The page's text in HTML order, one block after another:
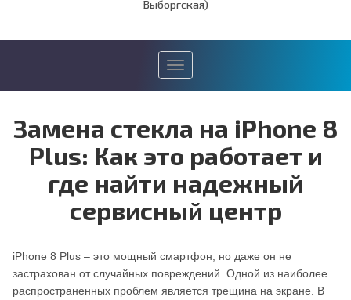
Выборгская)
Toggle
navigation
Замена стекла на iPhone 8
Plus: Как это работает и
где найти надежный
сервисный центр
iPhone 8 Plus – это мощный смартфон, но даже он не
застрахован от случайных повреждений. Одной из наиболее
распространенных проблем является трещина на экране. В